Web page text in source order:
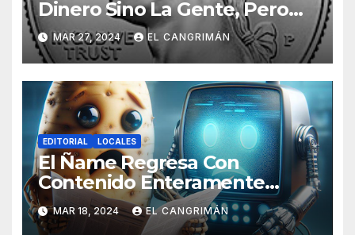
Dinero Sino La Gente, Pero
Pregunta: «¿De Verdad No
Tendrán Una Pejetita?»
MAR 27, 2024 EL CANGRIMÁN
EDITORIAL LOCALES
El Ñame Regresa Con
Contenido Enteramente
Generado Por Inteligencia
Artificial
MAR 18, 2024 EL CANGRIMÁN